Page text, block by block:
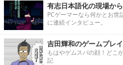
有志日本語化の現場から
PCゲーマーなら何かとお
に連続インタビュー。
吉田輝和のゲームプレ
もはやゲムスパの顔！どこ
記